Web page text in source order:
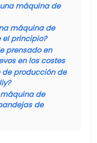
máquina de
máquina de
el principio?
prensado en
en los costes
de producción de
máquina de
de